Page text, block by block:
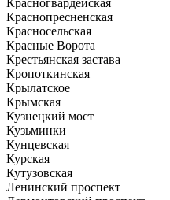
Красногвардейская
Краснопресненская
Красносельская
Красные Ворота
Крестьянская застава
Кропоткинская
Крылатское
Крымская
Кузнецкий мост
Кузьминки
Кунцевская
Курская
Кутузовская
Ленинский проспект